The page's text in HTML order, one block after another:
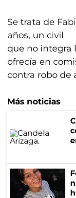
Se trata de
años, un civil
que no integra
ofrecía en
contra robo de
Más noticias